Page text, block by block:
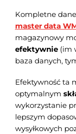
Kompletne
master data
magazynowy
efektywnie(im
baza danych,
Efektywność ta
optymalnym
wykorzystanie
lepszym
wysyłkowych